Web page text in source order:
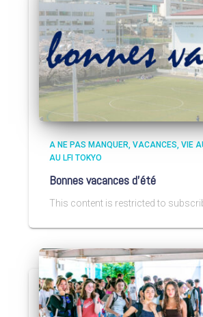
A NE PAS MANQUER VACANCES VIE
AU LFI TOKYO
Bonnes vacances d’été
This content is restricted to